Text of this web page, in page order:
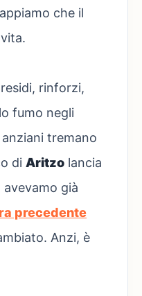
che il
rinforzi,
fumo negli
tremano
di Aritzo lancia
già
precedente
Anzi, è